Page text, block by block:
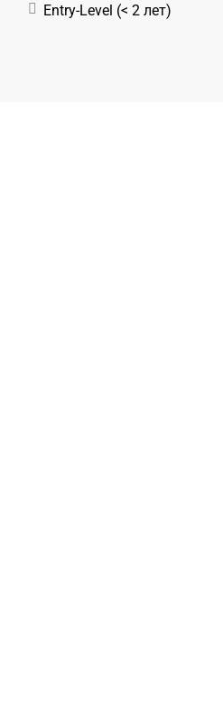
Entry-Level (< 2 лет)